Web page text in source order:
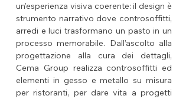
un’esperienza visiva coerente: il design è
strumento narrativo dove controsoffitti,
arredi e luci trasformano un pasto in un
processo memorabile. Dall’ascolto alla
progettazione alla cura dei dettagli,
Cema Group realizza controsoffitti ed
elementi in gesso e metallo su misura
per ristoranti, per dare vita a progetti